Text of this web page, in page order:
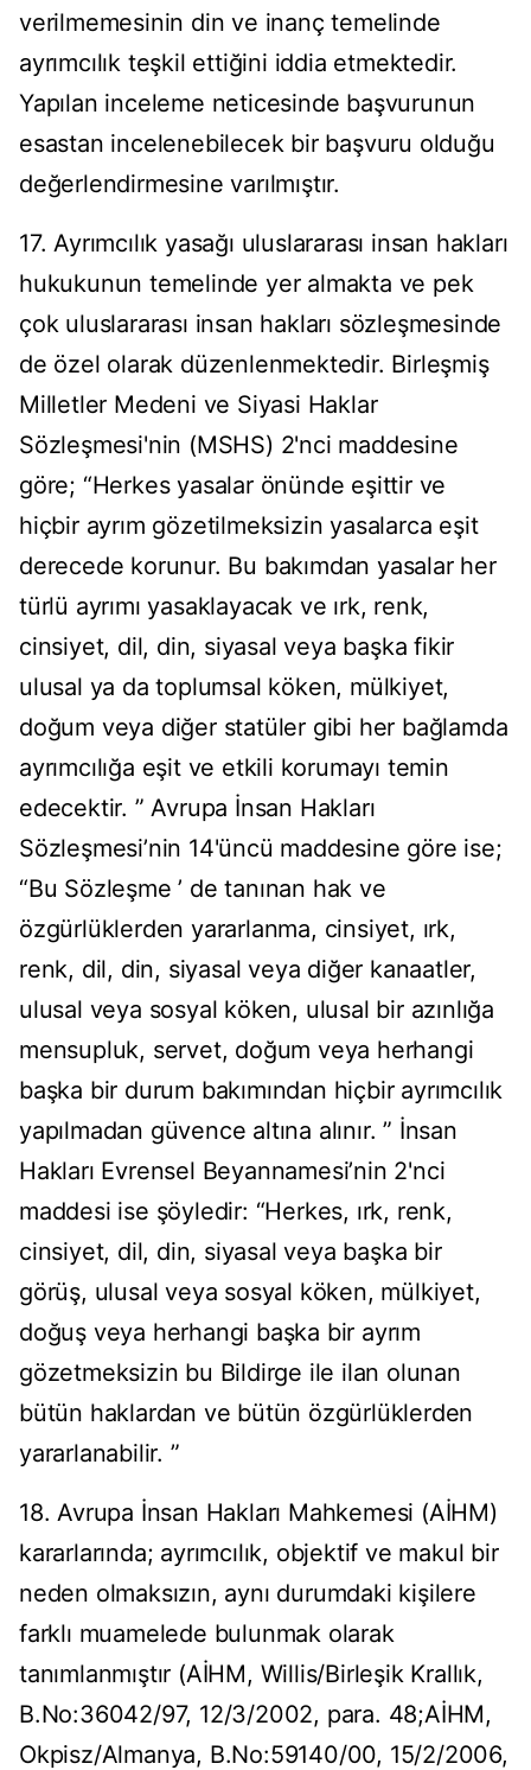
verilmemesinin din ve inanç temelinde
ayrımcılık teşkil ettiğini iddia etmektedir.
Yapılan inceleme neticesinde başvurunun
esastan incelenebilecek bir başvuru olduğu
değerlendirmesine varılmıştır.
17. Ayrımcılık yasağı uluslararası insan hakları
hukukunun temelinde yer almakta ve pek
çok uluslararası insan hakları sözleşmesinde
de özel olarak düzenlenmektedir. Birleşmiş
Milletler Medeni ve Siyasi Haklar
Sözleşmesi'nin (MSHS) 2'nci maddesine
göre; “Herkes yasalar önünde eşittir ve
hiçbir ayrım gözetilmeksizin yasalarca eşit
derecede korunur. Bu bakımdan yasalar her
türlü ayrımı yasaklayacak ve ırk, renk,
cinsiyet, dil, din, siyasal veya başka fikir
ulusal ya da toplumsal köken, mülkiyet,
doğum veya diğer statüler gibi her bağlamda
ayrımcılığa eşit ve etkili korumayı temin
edecektir. ” Avrupa İnsan Hakları
Sözleşmesi’nin 14'üncü maddesine göre ise;
“Bu Sözleşme ’ de tanınan hak ve
özgürlüklerden yararlanma, cinsiyet, ırk,
renk, dil, din, siyasal veya diğer kanaatler,
ulusal veya sosyal köken, ulusal bir azınlığa
mensupluk, servet, doğum veya herhangi
başka bir durum bakımından hiçbir ayrımcılık
yapılmadan güvence altına alınır. ” İnsan
Hakları Evrensel Beyannamesi’nin 2'nci
maddesi ise şöyledir: “Herkes, ırk, renk,
cinsiyet, dil, din, siyasal veya başka bir
görüş, ulusal veya sosyal köken, mülkiyet,
doğuş veya herhangi başka bir ayrım
gözetmeksizin bu Bildirge ile ilan olunan
bütün haklardan ve bütün özgürlüklerden
yararlanabilir. ”
18. Avrupa İnsan Hakları Mahkemesi (AİHM)
kararlarında; ayrımcılık, objektif ve makul bir
neden olmaksızın, aynı durumdaki kişilere
farklı muamelede bulunmak olarak
tanımlanmıştır (AİHM, Willis/Birleşik Krallık,
B.No:36042/97, 12/3/2002, para. 48;AİHM,
Okpisz/Almanya, B.No:59140/00, 15/2/2006,